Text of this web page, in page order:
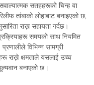
सतहहरूको चिन्ह वा
तांबाको लोहाबाट बनाइएको छ,
राख्न सहायता गर्दछ।
समयको साथ नियमित
विभिन्न सामग्री
राख्ने क्षमताले यसलाई उच्च
बनाएको छ।